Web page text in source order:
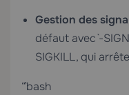
Gestion des
défaut avec `-
SIGKILL, qui
“`bash